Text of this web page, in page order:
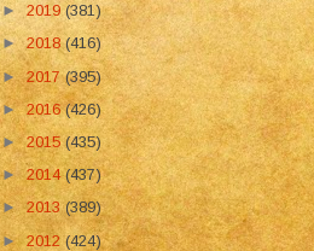
► 2019(381)
►2018(416)
►2017(395)
►2016(426)
►2015(435)
►2014(437)
►2013(389)
► 2012(424)